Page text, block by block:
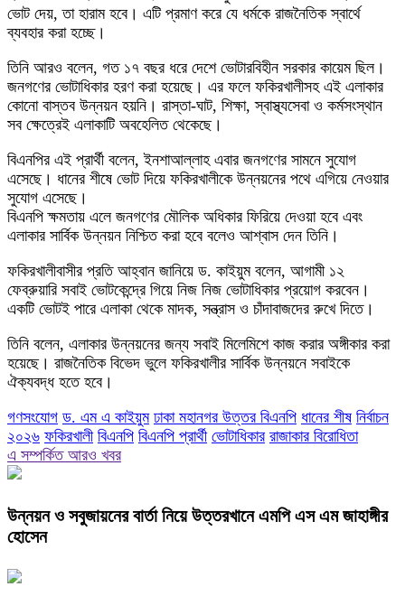
ভোট দেয়, তা হারাম হবে। এটি প্রমাণ করে যে ধর্মকে রাজনৈতিক স্বার্থে
ব্যবহার করা হচ্ছে।
তিনি আরও বলেন, গত ১৭ বছর ধরে দেশে ভোটারবিহীন সরকার কায়েম ছিল।
জনগণের ভোটাধিকার হরণ করা হয়েছে। এর ফলে ফকিরখালীসহ এই এলাকার
কোনো বাস্তব উন্নয়ন হয়নি। রাস্তা-ঘাট, শিক্ষা, স্বাস্থ্যসেবা ও কর্মসংস্থান
সব ক্ষেত্রেই এলাকাটি অবহেলিত থেকেছে।
বিএনপির এই প্রার্থী বলেন, ইনশাআল্লাহ এবার জনগণের সামনে সুযোগ
এসেছে। ধানের শীষে ভোট দিয়ে ফকিরখালীকে উন্নয়নের পথে এগিয়ে নেওয়ার
সুযোগ এসেছে।
বিএনপি ক্ষমতায় এলে জনগণের মৌলিক অধিকার ফিরিয়ে দেওয়া হবে এবং
এলাকার সার্বিক উন্নয়ন নিশ্চিত করা হবে বলেও আশ্বাস দেন তিনি।
ফকিরখালীবাসীর প্রতি আহ্বান জানিয়ে ড. কাইয়ুম বলেন, আগামী ১২
ফেব্রুয়ারি সবাই ভোটকেন্দ্রে গিয়ে নিজ নিজ ভোটাধিকার প্রয়োগ করবেন।
একটি ভোটই পারে এলাকা থেকে মাদক, সন্ত্রাস ও চাঁদাবাজদের রুখে দিতে।
তিনি বলেন, এলাকার উন্নয়নের জন্য সবাই মিলেমিশে কাজ করার অঙ্গীকার করা
হয়েছে। রাজনৈতিক বিভেদ ভুলে ফকিরখালীর সার্বিক উন্নয়নে সবাইকে
ঐক্যবদ্ধ হতে হবে।
গণসংযোগ ড. এম এ কাইয়ুম ঢাকা মহানগর উত্তর বিএনপি ধানের শীষ নির্বাচন
২০২৬ ফকিরখালী বিএনপি বিএনপি প্রার্থী ভোটাধিকার রাজাকার বিরোধিতা
এ সম্পর্কিত আরও খবর
উন্নয়ন ও সবুজায়নের বার্তা নিয়ে উত্তরখানে এমপি এস এম জাহাঙ্গীর
হোসেন